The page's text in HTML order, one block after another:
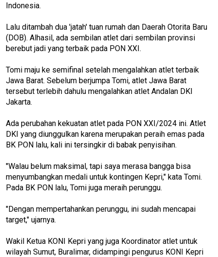
Indonesia.
Lalu ditambah dua 'jatah' tuan rumah dan Daerah Otorita Baru
(DOB). Alhasil, ada sembilan atlet dari sembilan provinsi
berebut jadi yang terbaik pada PON XXI.
Tomi maju ke semifinal setelah mengalahkan atlet terbaik
Jawa Barat. Sebelum berjumpa Tomi, atlet Jawa Barat
tersebut terlebih dahulu mengalahkan atlet Andalan DKI
Jakarta.
Ada perubahan kekuatan atlet pada PON XXI/2024 ini. Atlet
DKI yang diunggulkan karena merupakan peraih emas pada
BK PON lalu, kali ini tersingkir di babak penyisihan.
"Walau belum maksimal, tapi saya merasa bangga bisa
menyumbangkan medali untuk kontingen Kepri," kata Tomi.
Pada BK PON lalu, Tomi juga meraih perunggu.
"Dengan mempertahankan perunggu, ini sudah mencapai
target," ujarnya.
Wakil Ketua KONI Kepri yang juga Koordinator atlet untuk
wilayah Sumut, Buralimar, didampingi pengurus KONI Kepri